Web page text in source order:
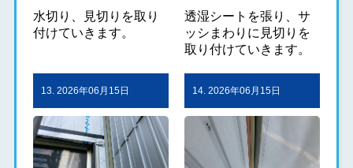
水切り、見切りを取り
付けていきます。
透湿シートを張り、サ
ッシまわりに見切りを
取り付けていきます。
13. 2026年06月15日 14. 2026年06月15日